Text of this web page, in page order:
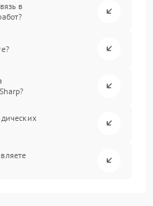
в